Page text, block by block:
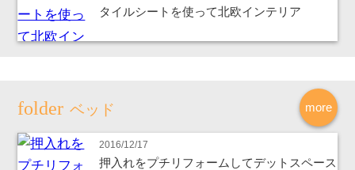
タイルシートを使って北欧インテリア
more
ベッド
2016/12/17
押入れをプチリフォームしてデットスペース